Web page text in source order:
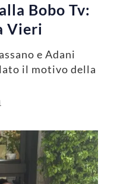
Bobo Tv:
Vieri
e Adani
il motivo della